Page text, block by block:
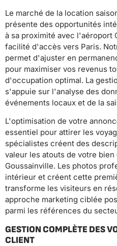
Le marché de la location
présente des opportunités
à sa proximité avec l'aéroport
facilité d'accès vers Paris.
permet d'ajuster en
pour maximiser vos revenus
d'occupation optimal. La
s'appuie sur l'analyse des
événements locaux et de la
L'optimisation de votre
essentiel pour attirer les
spécialistes créent des
valeur les atouts de votre
Goussainville. Les photos
intérieur et créent cette
transforme les visiteurs en
approche marketing ciblée
parmi les références du
GESTION COMPLÈTE DES
CLIENT